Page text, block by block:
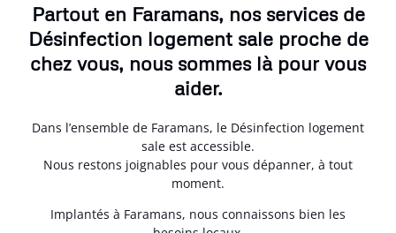
Partout en Faramans, nos services de
Désinfection logement sale proche de
chez vous, nous sommes là pour vous
aider.
Dans l’ensemble de Faramans, le Désinfection logement
sale est accessible.
Nous restons joignables pour vous dépanner, à tout
moment.
Implantés à Faramans, nous connaissons bien les